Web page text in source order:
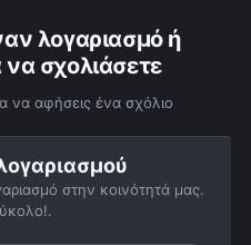
λογαριασμό ή
να σχολιάσετε
να αφήσεις ένα σχόλιο
στην κοινότητά μας.